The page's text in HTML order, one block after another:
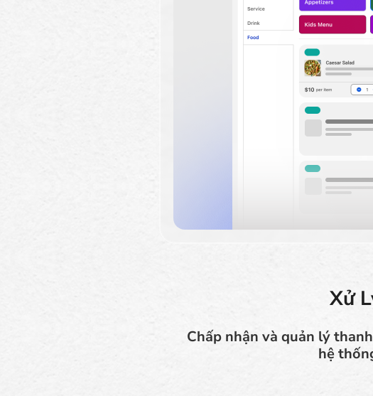
Xử
Chấp nhận và quản lý
hệ